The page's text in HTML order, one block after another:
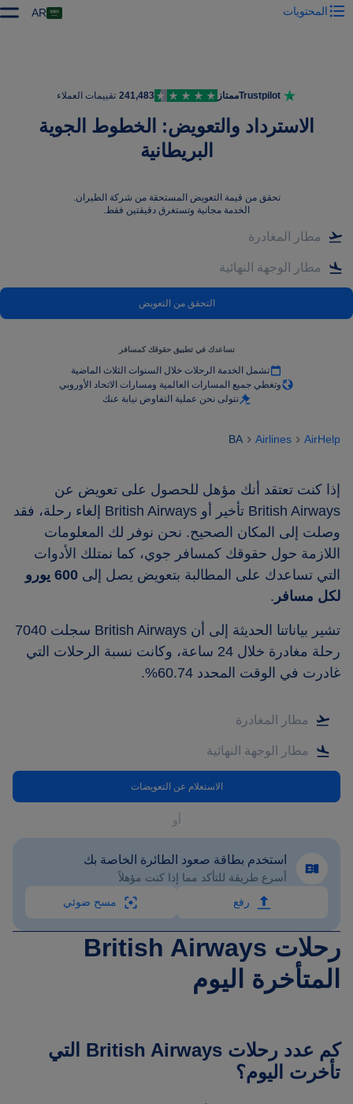
AR المحتويات
Trustpilotممتاز 241,483 تقييمات العملاء
الاسترداد والتعويض: الخطوط الجوية
البريطانية
تحقق من قيمة التعويض المستحقة من شركة الطيران.
الخدمة مجانية وتستغرق دقيقتين فقط.
التحقق من التعويض
نساعدك في تطبيق حقوقك كمسافر
تشمل الخدمة الرحلات خلال السنوات الثلاث الماضية
وتغطي جميع المسارات العالمية ومسارات الاتحاد الأوروبي
نتولى نحن عملية التفاوض نيابة عنك
AirHelp
Airlines
BA
إذا كنت تعتقد أنك مؤهل للحصول على تعويض عن
British Airways تأخير أو British Airways إلغاء رحلة، فقد
وصلت إلى المكان الصحيح. نحن نوفر لك المعلومات
اللازمة حول حقوقك كمسافر جوي، كما نمتلك الأدوات
التي تساعدك على المطالبة بتعويض يصل إلى
600 يورو
لكل مسافر .
تشير بياناتنا الحديثة إلى أن British Airways سجلت 7040
رحلة مغادرة خلال 24 ساعة، وكانت نسبة الرحلات التي
غادرت في الوقت المحدد 60.74%.
الاستعلام عن التعويضات
أو
استخدم بطاقة صعود الطائرة الخاصة بك
أسرع طريقة للتأكد مما إذا كنت مؤهلاً
رفع
مسح ضوئي
رحلات British Airways
المتأخرة اليوم
كم عدد رحلات British Airways التي
تأخرت اليوم؟